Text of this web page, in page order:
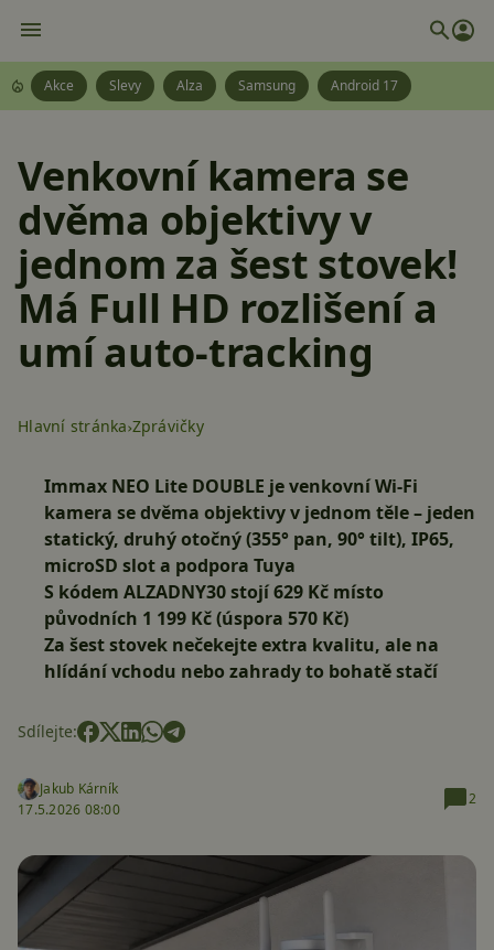
Akce Slevy Alza Samsung Android 17
Venkovní kamera se
dvěma objektivy v
jednom za šest stovek!
Má Full HD rozlišení a
umí auto-tracking
Hlavní stránka Zprávičky
Immax NEO Lite DOUBLE je venkovní Wi-Fi
kamera se dvěma objektivy v jednom těle – jeden
statický, druhý otočný (355° pan, 90° tilt), IP65,
microSD slot a podpora Tuya
S kódem ALZADNY30stojí629 Kč místo
původních 1 199 Kč (úspora 570 Kč)
Za šest stovek nečekejte extra kvalitu, ale na
hlídání vchodu nebo zahrady to bohatě stačí
Sdílejte:
Jakub Kárník
17.5.2026 08:00
2